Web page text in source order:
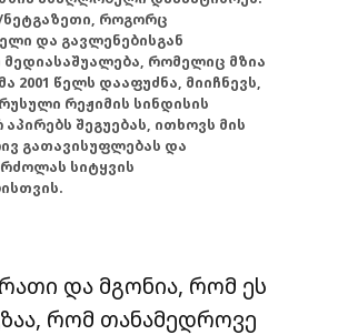
როგორც
და გავლენებისგან
რომელიც მზია
2001 წელს დააფუძნა, მიიჩნევს,
რეჟიმის სინდისის
შეგუებას, ითხოვს მის
გათავისუფლებას და
სიტყვის
და მგონია, რომ ეს
რომ თანამედროვე